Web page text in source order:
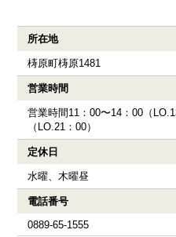
所在地
梼原町梼原1481
営業時間
営業時間11：00〜14：00（
（LO.21：00）
定休日
水曜、木曜昼
電話番号
0889-65-1555